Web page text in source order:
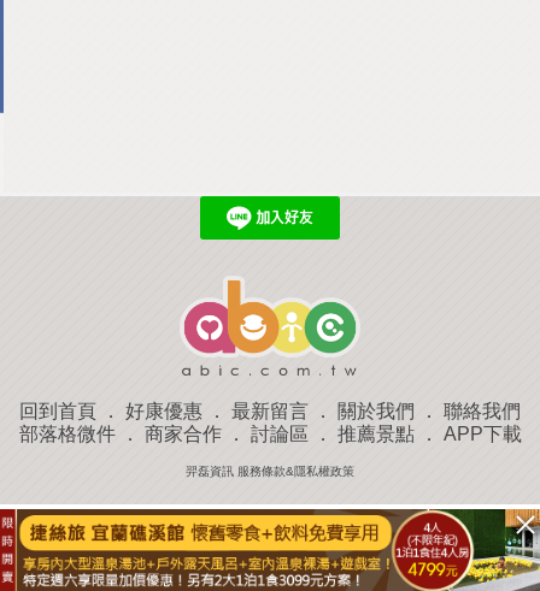
回到首頁 ． 好康優惠 ． 最新留言 ． 關於我們 ． 聯絡我們
部落格微件． 商家合作． 討論區 ． 推薦景點． APP下載
羿磊資訊 服務條款&隱私權政策